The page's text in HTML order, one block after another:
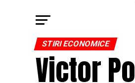
STIRI ECONOMICE
Victor